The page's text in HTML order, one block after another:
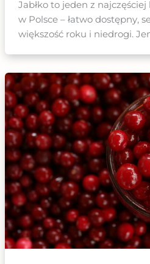
Jabłko to jeden z
w Polsce – łatwo dostępny,
większość roku i niedrogi.